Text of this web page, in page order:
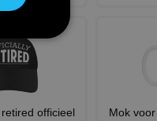
officieel
Mok